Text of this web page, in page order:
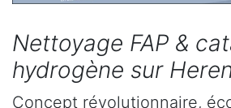
Nettoyage FAP &
hydrogène sur
Concept révolutionnaire,